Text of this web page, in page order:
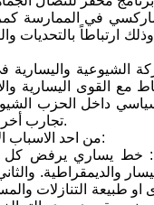
في الممارسة
ارتباطاً بالتحديات
الشيوعية واليسارية
القوى اليسارية
داخل الحزب
تجارب أخرى في الحركة الشيوعية واليسارية العالمية.
من احد الاسباب الاساسية في هذاالصراع الفكري والسياسي:
خط يساري يرفض كل
والديمقراطية.
او طبيعة التنازلات